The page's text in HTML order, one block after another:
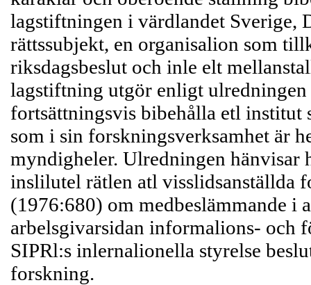
lagstiftningen i värdlandet Sverige,
rättssubjekt, en organisalion som
riksdagsbeslut och inle elt
lagstiftning utgör enligt
fortsättningsvis bibehålla etl
som i sin forskningsverksamhet är
myndigheler. Ulredningen
inslilutel rätlen atl visslidsanställda
(1976:680) om medbeslämmande i
arbelsgivarsidan informalions- och
SIPRl:s inlernalionella styrelse
forskning.